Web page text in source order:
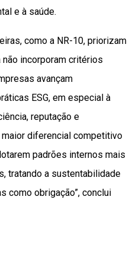
e à saúde.
como a NR-10, priorizam
não incorporam critérios
avançam
ESG, em especial à
reputação e
diferencial competitivo
padrões internos mais
tratando a sustentabilidade
como obrigação”, conclui